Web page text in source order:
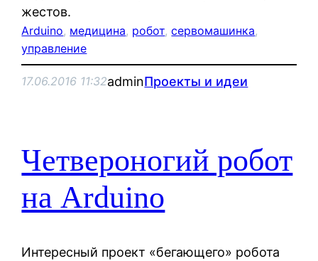
жестов.
Arduino, медицина, робот, сервомашинка
управление
17.06.2016 11:32adminПроекты и идеи
Четвероногий робот
на Arduino
Интересный проект «бегающего» робота